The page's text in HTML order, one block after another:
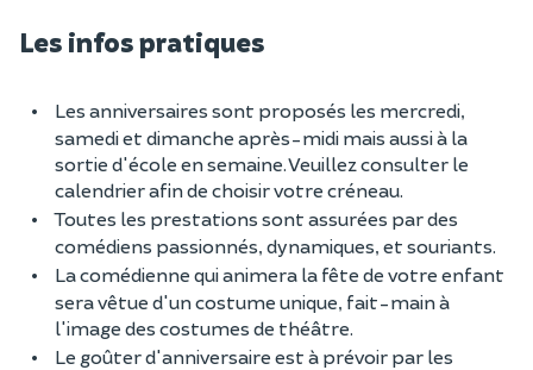
Les infos pratiques
Les anniversaires sont proposés les mercredi,
samedi et dimanche après-midi mais aussi à la
sortie d'école en semaine. Veuillez consulter le
calendrier afin de choisir votre créneau.
Toutes les prestations sont assurées par des
comédiens passionnés, dynamiques, et souriants.
La comédienne qui animera la fête de votre enfant
sera vêtue d'un costume unique, fait-main à
l'image des costumes de théâtre.
Le goûter d'anniversaire est à prévoir par les